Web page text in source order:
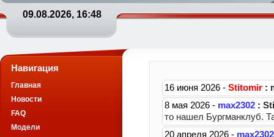
09.08.2026, 16:48
Навигация
Главная
Новости
FAQ
Модели